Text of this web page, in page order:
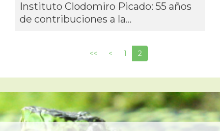
Instituto Clodomiro Picado: 55 años
de contribuciones a la...
Primera
<<
Página
anterior
< Página
1
Página
actual
2